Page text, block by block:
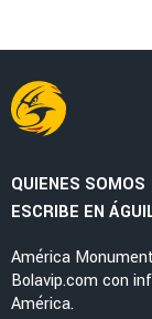
QUIENES SOMOS
ESCRIBE EN
América
Bolavip.com con
América.